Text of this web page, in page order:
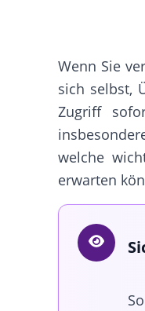
Wenn Sie
sich selbst,
Zugriff
welche
erwarten